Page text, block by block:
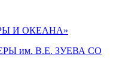
И ОКЕАНА»
им. В.Е. ЗУЕВА СО